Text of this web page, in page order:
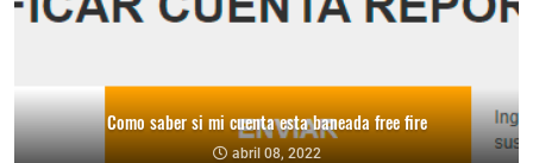
Como saber si mi cuenta esta baneada free fire
abril 08, 2022